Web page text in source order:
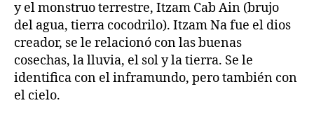
y el monstruo terrestre, Itzam Cab Ain (brujo
del agua, tierra cocodrilo). Itzam Na fue el dios
creador, se le relacionó con las buenas
cosechas, la lluvia, el sol y la tierra. Se le
identifica con el inframundo, pero también con
el cielo.